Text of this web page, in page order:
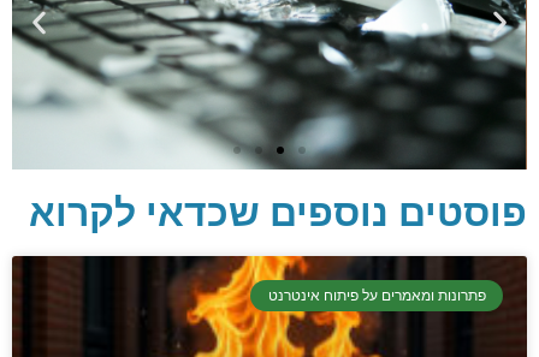
קריפטוגרפיה, ביצועים, אבטחת מידע ומידע
יסודי וחשוב שגם מתכנתים מנוסים לא תמיד
יודעים.
פוסטים נוספים שכדאי לקרוא
פתרונות ומאמרים על פיתוח אינטרנט